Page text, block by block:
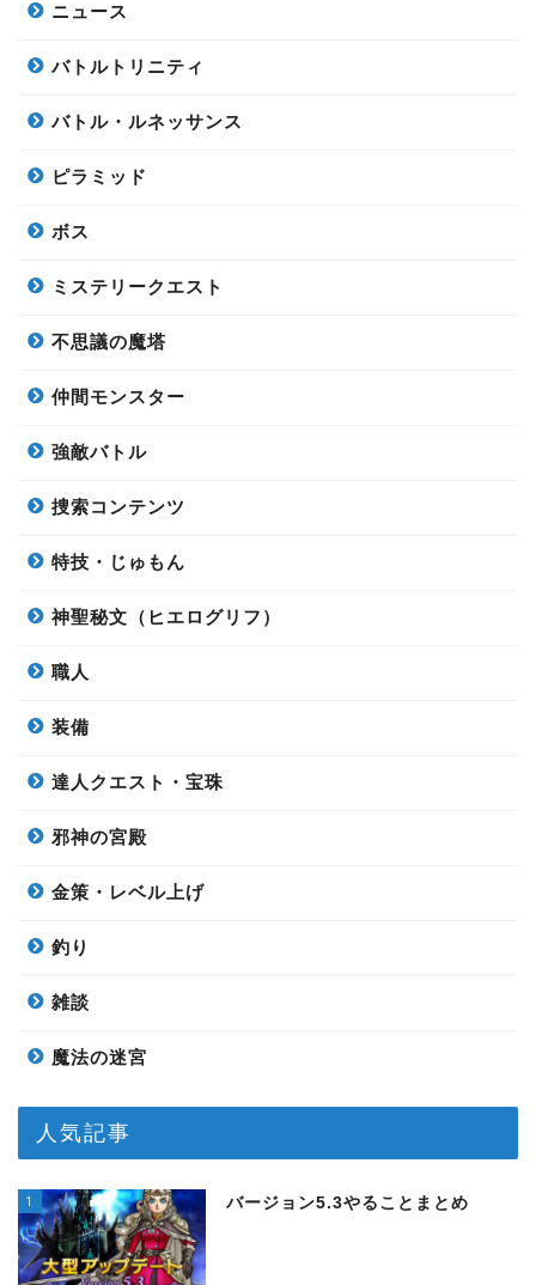
ニュース
バトルトリニティ
バトル・ルネッサンス
ピラミッド
ボス
ミステリークエスト
不思議の魔塔
仲間モンスター
強敵バトル
捜索コンテンツ
特技・じゅもん
神聖秘文（ヒエログリフ）
職人
装備
達人クエスト・宝珠
邪神の宮殿
金策・レベル上げ
釣り
雑談
魔法の迷宮
人気記事
1 バージョン5.3やることまとめ